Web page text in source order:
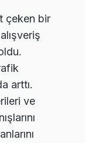
çeken bir
arttı.
ve